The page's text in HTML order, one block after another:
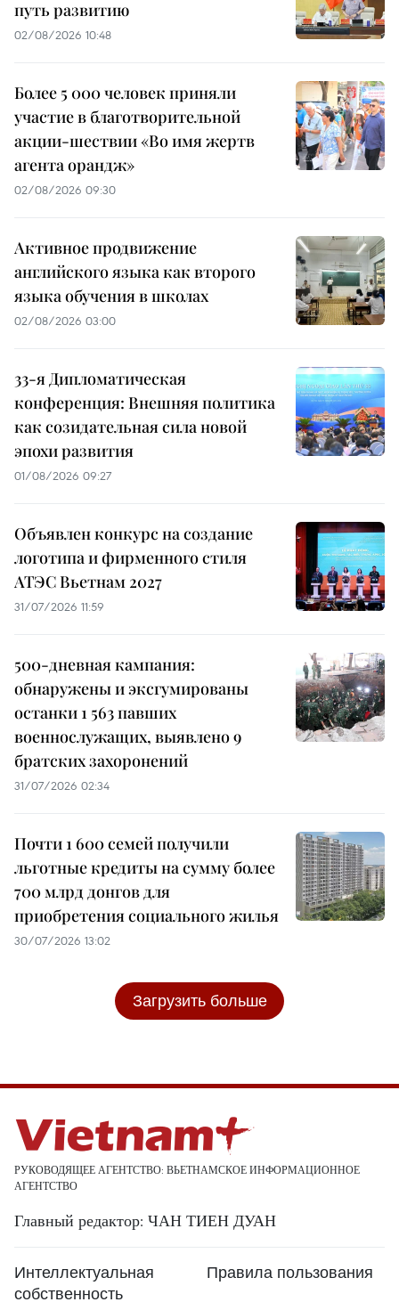
путь развитию
02/08/2026 10:48
Более 5 000 человек приняли
участие в благотворительной
акции-шествии «Во имя жертв
агента орандж»
02/08/2026 09:30
Активное продвижение
английского языка как второго
языка обучения в школах
02/08/2026 03:00
33-я Дипломатическая
конференция: Внешняя политика
как созидательная сила новой
эпохи развития
01/08/2026 09:27
Объявлен конкурс на создание
логотипа и фирменного стиля
АТЭС Вьетнам 2027
31/07/2026 11:59
500-дневная кампания:
обнаружены и эксгумированы
останки 1 563 павших
военнослужащих, выявлено 9
братских захоронений
31/07/2026 02:34
Почти 1 600 семей получили
льготные кредиты на сумму более
700 млрд донгов для
приобретения социального жилья
30/07/2026 13:02
Загрузить больше
РУКОВОДЯЩЕЕ АГЕНТСТВО: ВЬЕТНАМСКОЕ ИНФОРМАЦИОННОЕ
АГЕНТСТВО
Главный редактор: ЧАН ТИЕН ДУАН
Интеллектуальная
собственность
Правила пользования